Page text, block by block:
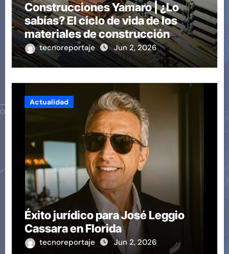
Construcciones Yamaro | ¿Lo
sabías? El ciclo de vida de los
materiales de construcción
revoluciona eficiencia en
proyectos modernos
tecnoreportaje Jun 2, 2026
Actualidad
Éxito jurídico para José Leggio
Cassara en Florida
tecnoreportaje Jun 2, 2026